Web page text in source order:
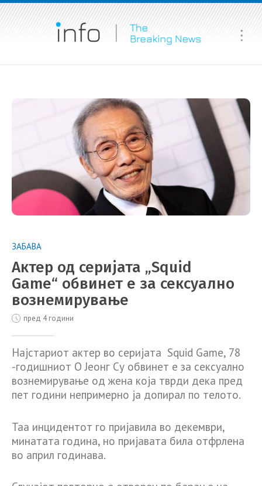
ЗАБАВА
Aктер од серијата „Squid
Game“ обвинет e за сексуално
вознемирување
пред 4 години
Најстариот актер во серијата Squid Game, 78
-годишниот О Јеонг Су обвинет е за сексуално
вознемирување од жена која тврди дека пред
пет години непримерно ја допирал по телото.
Таа инцидентот го пријавила во декември,
минатата година, но пријавата била отфрлена
во април годинава.